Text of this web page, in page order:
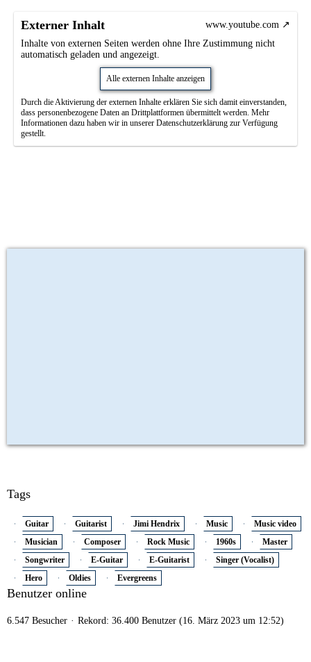
Externer Inhalt
www.youtube.com
Inhalte von externen Seiten werden ohne Ihre Zustimmung nicht
automatisch geladen und angezeigt.
Alle externen Inhalte anzeigen
Durch die Aktivierung der externen Inhalte erklären Sie sich damit einverstanden,
dass personenbezogene Daten an Drittplattformen übermittelt werden. Mehr
Informationen dazu haben wir in unserer Datenschutzerklärung zur Verfügung
gestellt.
Tags
Guitar Guitarist Jimi Hendrix Music
Music video
Musician
Composer Rock Music 1960s
Master
Songwriter
E-Guitar E-Guitarist
Singer (Vocalist)
Hero
Oldies Evergreens
Benutzer online
6.547 Besucher Rekord: 36.400 Benutzer (16. März 2023 um 12:52)